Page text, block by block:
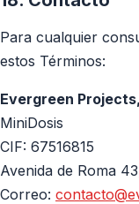
Para cualquier
estos Términos:
Evergreen
MiniDosis
CIF: 67516815
Avenida de Roma
Correo: